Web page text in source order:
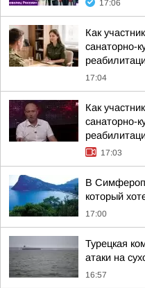
17:06
Как
санаторно-
17:04
Как
санаторно-
17:03
В
который
17:00
Турецкая
атаки на
16:57